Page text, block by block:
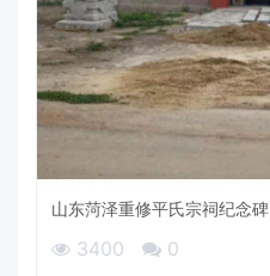
山东菏泽重修平氏宗祠纪念碑
3400 0